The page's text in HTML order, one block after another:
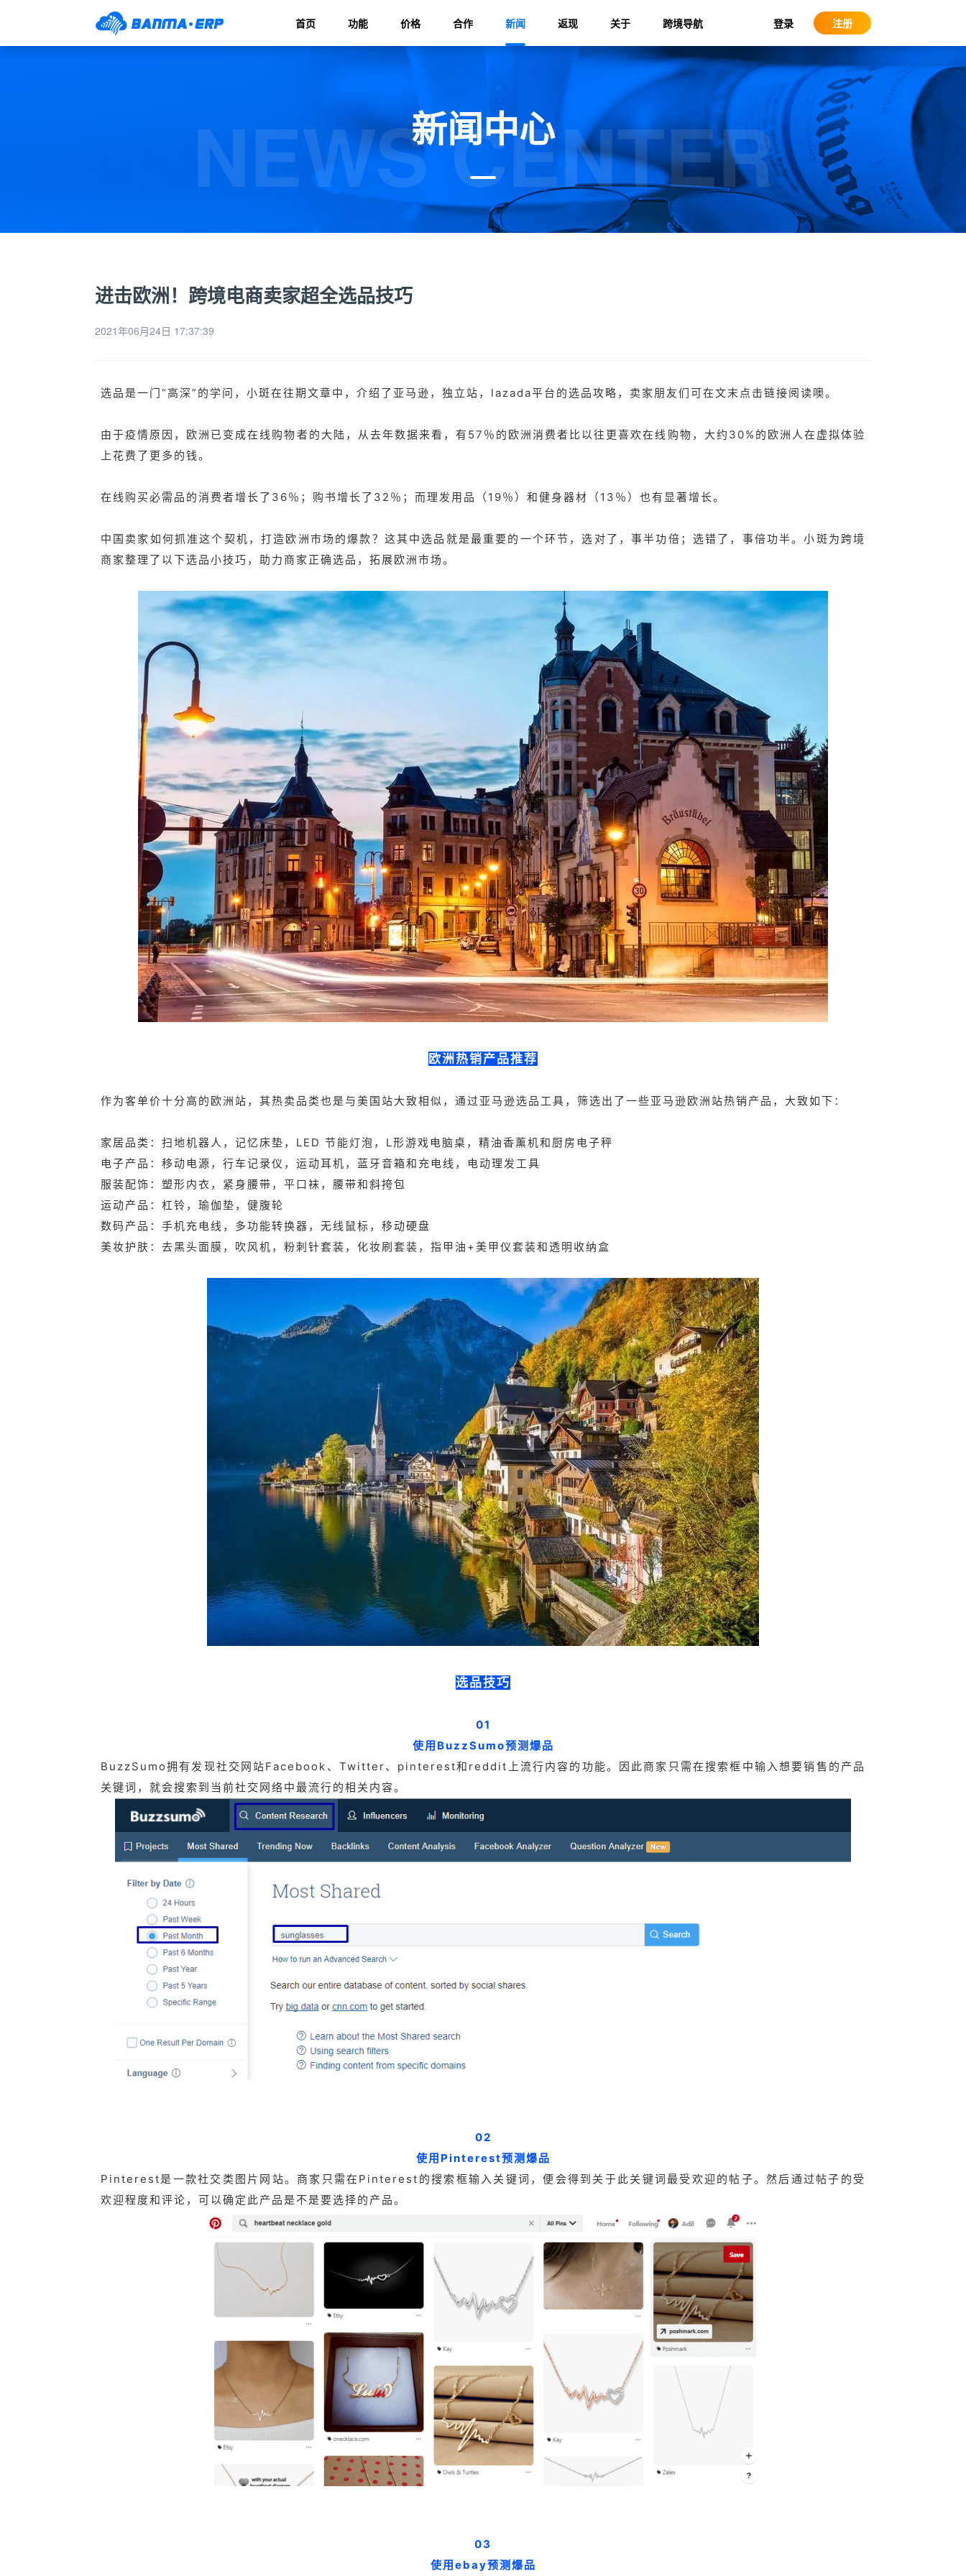
首页 功能 价格 合作 新闻 返现 关于 跨境导航 登录 注册
NEWS CENTER
新闻中心
进击欧洲！跨境电商卖家超全选品技巧
2021年06月24日 17:37:39
选品是一门“高深”的学问，小斑在往期文章中，介绍了亚马逊，独立站，lazada平台的选品攻略，卖家朋友们可在文末点击链接阅读噢。
由于疫情原因，欧洲已变成在线购物者的大陆，从去年数据来看，有57％的欧洲消费者比以往更喜欢在线购物，大约30%的欧洲人在虚拟体验
上花费了更多的钱。
在线购买必需品的消费者增长了36％；购书增长了32％；而理发用品（19％）和健身器材（13％）也有显著增长。
中国卖家如何抓准这个契机，打造欧洲市场的爆款？这其中选品就是最重要的一个环节，选对了，事半功倍；选错了，事倍功半。小斑为跨境
商家整理了以下选品小技巧，助力商家正确选品，拓展欧洲市场。
欧洲热销产品推荐
作为客单价十分高的欧洲站，其热卖品类也是与美国站大致相似，通过亚马逊选品工具，筛选出了一些亚马逊欧洲站热销产品，大致如下：
家居品类：扫地机器人，记忆床垫，LED 节能灯泡，L形游戏电脑桌，精油香薰机和厨房电子秤
电子产品：移动电源，行车记录仪，运动耳机，蓝牙音箱和充电线，电动理发工具
服装配饰：塑形内衣，紧身腰带，平口袜，腰带和斜挎包
运动产品：杠铃，瑜伽垫，健腹轮
数码产品：手机充电线，多功能转换器，无线鼠标，移动硬盘
美妆护肤：去黑头面膜，吹风机，粉刺针套装，化妆刷套装，指甲油+美甲仪套装和透明收纳盒
选品技巧
01
使用BuzzSumo预测爆品
BuzzSumo拥有发现社交网站Facebook、Twitter、pinterest和reddit上流行内容的功能。因此商家只需在搜索框中输入想要销售的产品
关键词，就会搜索到当前社交网络中最流行的相关内容。
02
使用Pinterest预测爆品
Pinterest是一款社交类图片网站。商家只需在Pinterest的搜索框输入关键词，便会得到关于此关键词最受欢迎的帖子。然后通过帖子的受
欢迎程度和评论，可以确定此产品是不是要选择的产品。
03
使用ebay预测爆品